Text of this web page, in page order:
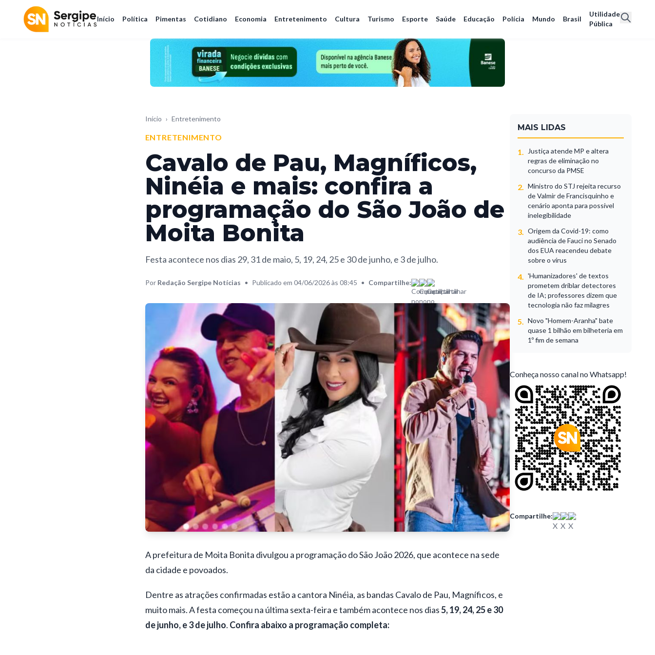
Início Política Pimentas Cotidiano Economia Entretenimento Cultura Turismo Esporte Saúde Educação Polícia Mundo Brasil
Utilidade
Pública
Início › Entretenimento
ENTRETENIMENTO
Cavalo de Pau, Magníficos,
Ninéia e mais: confira a
programação do São João de
Moita Bonita
Festa acontece nos dias 29, 31 de maio, 5, 19, 24, 25 e 30 de junho, e 3 de julho.
Por Redação Sergipe Notícias • Publicado em 04/06/2026 às 08:45 • Compartilhe:
A prefeitura de Moita Bonita divulgou a programação do São João 2026, que acontece na sede
da cidade e povoados.
Dentre as atrações confirmadas estão a cantora Ninéia, as bandas Cavalo de Pau, Magníficos, e
muito mais. A festa começou na última sexta-feira e também acontece nos dias5, 19, 24, 25 e 30
de junho, e 3 de julho. Confira abaixo a programação completa:
MAIS LIDAS
1.
Justiça atende MP e altera
regras de eliminação no
concurso da PMSE
2. Ministro do STJ rejeita recurso
de Valmir de Francisquinho e
cenário aponta para possível
inelegibilidade
3. Origem da Covid-19: como
audiência de Fauci no Senado
dos EUA reacendeu debate
sobre o vírus
4. 'Humanizadores' de textos
prometem driblar detectores
de IA; professores dizem que
tecnologia não faz milagres
5. Novo "Homem-Aranha" bate
quase 1 bilhão em bilheteria em
1º fim de semana
Conheça nosso canal no Whatsapp!
Compartilhe: